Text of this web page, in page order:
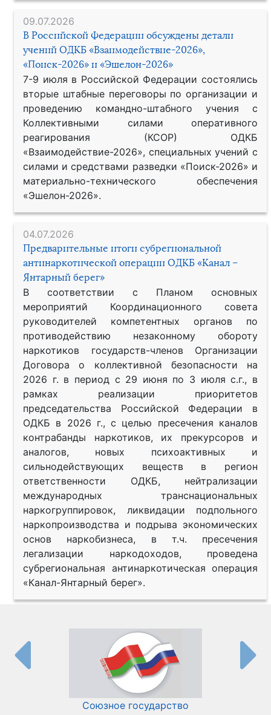
09.07.2026
В Российской Федерации обсуждены детали
учений ОДКБ «Взаимодействие-2026»,
«Поиск-2026» и «Эшелон-2026»
7-9 июля в Российской Федерации состоялись
вторые штабные переговоры по организации и
проведению командно-штабного учения с
Коллективными силами оперативного
реагирования (КСОР) ОДКБ
«Взаимодействие-2026», специальных учений с
силами и средствами разведки «Поиск-2026» и
материально-технического обеспечения
«Эшелон-2026».
04.07.2026
Предварительные итоги субрегиональной
антинаркотической операции ОДКБ «Канал –
Янтарный берег»
В соответствии с Планом основных
мероприятий Координационного совета
руководителей компетентных органов по
противодействию незаконному обороту
наркотиков государств-членов Организации
Договора о коллективной безопасности на
2026 г. в период с 29 июня по 3 июля с.г., в
рамках реализации приоритетов
председательства Российской Федерации в
ОДКБ в 2026 г., с целью пресечения каналов
контрабанды наркотиков, их прекурсоров и
аналогов, новых психоактивных и
сильнодействующих веществ в регион
ответственности ОДКБ, нейтрализации
международных транснациональных
наркогруппировок, ликвидации подпольного
наркопроизводства и подрыва экономических
основ наркобизнеса, в т.ч. пресечения
легализации наркодоходов, проведена
субрегиональная антинаркотическая операция
«Канал-Янтарный берег».
Союзное государство